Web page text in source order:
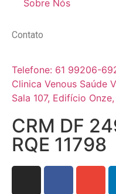
Sobre Nós
Contato
Telefone: 61 99206-
Clinica Venous Saúde
Sala 107, Edifício
CRM DF
RQE 11798